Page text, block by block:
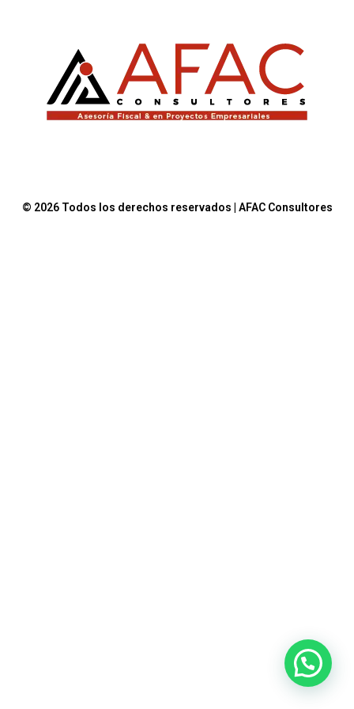
© 2026 Todos los derechos reservados | AFAC Consultores